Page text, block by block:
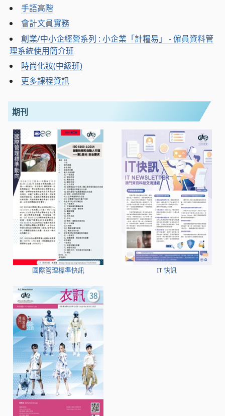
手語高階
會計文員實務
創業/中小企經營系列 : 小企業「計糧易」 - 僱員資料管
理系統使用簡介班
時尚化妝(中級班)
更多課程資訊
期刊
國際管理標準快訊 IT 快訊